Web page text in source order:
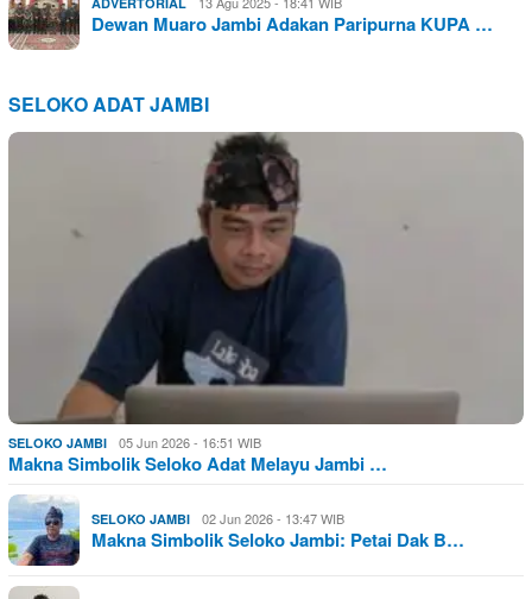
Dewan Muaro Jambi Adakan Paripurna KUPA …
SELOKO ADAT JAMBI
SELOKO JAMBI 05 Jun 2026 - 16:51 WIB
Makna Simbolik Seloko Adat Melayu Jambi …
SELOKO JAMBI 02 Jun 2026 - 13:47 WIB
Makna Simbolik Seloko Jambi: Petai Dak B…